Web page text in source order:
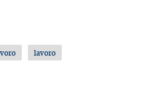
lavoro